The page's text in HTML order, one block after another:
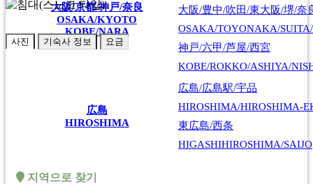
大阪/京都/神戸/奈良
OSAKA/KYOTO
KOBE/NARA
大阪/豊中/吹田/東大阪/堺/奈
OSAKA/TOYONAKA/
神戸/六甲/芦屋/西宮
KOBE/ROKKO/ASHIYA/
広島
HIROSHIMA
広島/広島駅/宇品
HIROSHIMA/HIROSHIMA-
東広島/西条
HIGASHIHIROSHIMA/SAIJO
지역으로 찾기
사진 기숙사 정보 요금